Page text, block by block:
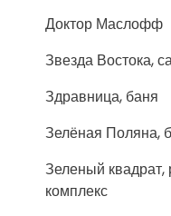
Доктор Маслофф
Звезда Востока,
Здравница, баня
Зелёная Поляна,
Зеленый квадрат,
комплекс